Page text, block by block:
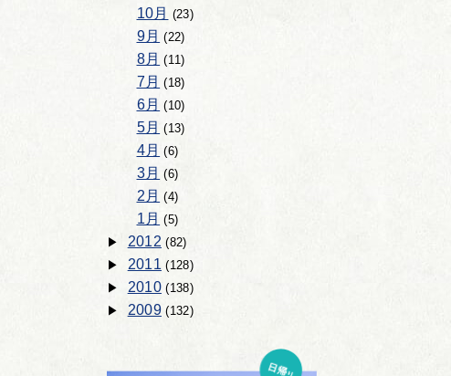
10月 (23)
9月 (22)
8月 (11)
7月 (18)
6月 (10)
5月 (13)
4月 (6)
3月 (6)
2月 (4)
1月 (5)
2012 (82)
2011(128)
2010(138)
2009(132)